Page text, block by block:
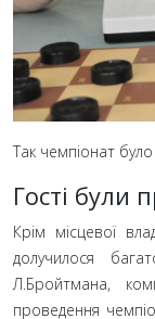
Так чемпіонат
Гості були
Крім місцевої
долучилося
Л.Бройтмана,
проведення